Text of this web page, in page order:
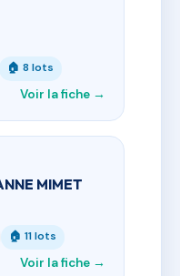
🏠 8 lots
Voir la fiche →
MIMET
🏠 11 lots
Voir la fiche →